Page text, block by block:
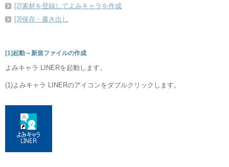
[2]素材を登録してよみキャラを作成
[3]保存・書き出し
[1]起動～新規ファイルの作成
よみキャラ LINERを起動します。
(1)よみキャラ LINERのアイコンをダブルクリックします。